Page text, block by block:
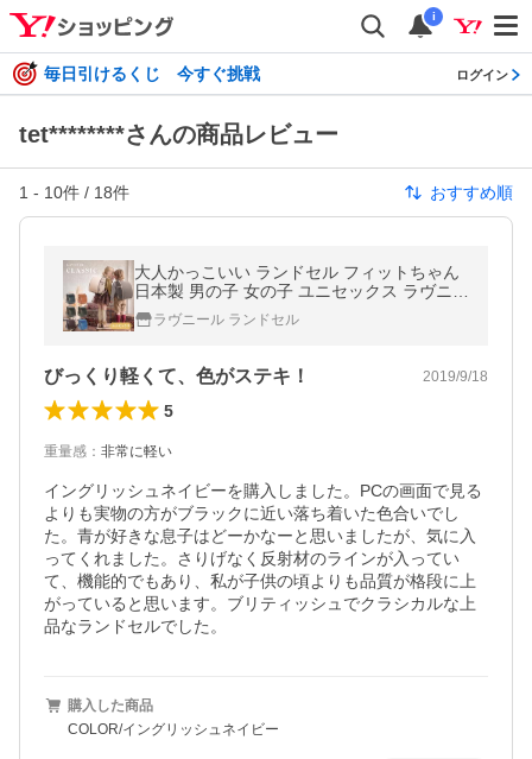
i
毎日引けるくじ 今すぐ挑戦 ログイン
tet********さんの商品レビュー
1 - 10件 / 18件 おすすめ順
大人かっこいい ランドセル フィットちゃん
日本製 男の子 女の子 ユニセックス ラヴニー
ル クラシック おしゃれ シンプル 2027 A4フ
ラットファイル対応 軽量
ラヴニール ランドセル
びっくり軽くて、色がステキ！ 2019/9/18
5
重量感 ： 非常に軽い
イングリッシュネイビーを購入しました。PCの画面で見る
よりも実物の方がブラックに近い落ち着いた色合いでし
た。青が好きな息子はどーかなーと思いましたが、気に入
ってくれました。さりげなく反射材のラインが入ってい
て、機能的でもあり、私が子供の頃よりも品質が格段に上
がっていると思います。ブリティッシュでクラシカルな上
品なランドセルでした。
購入した商品
COLOR/イングリッシュネイビー